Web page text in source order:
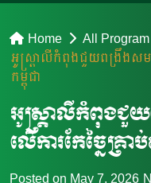
Home All Program
អូស្ត្រាលីកំពុងជួយពង្រឹងសមត្ថ
កម្ពុជា
អូស្ត្រាលីកំពុងជួ
លើការកែច្នៃគ្រា
Posted on May 7, 2026